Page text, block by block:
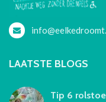
LAATSTE BLOGS
Tip 6